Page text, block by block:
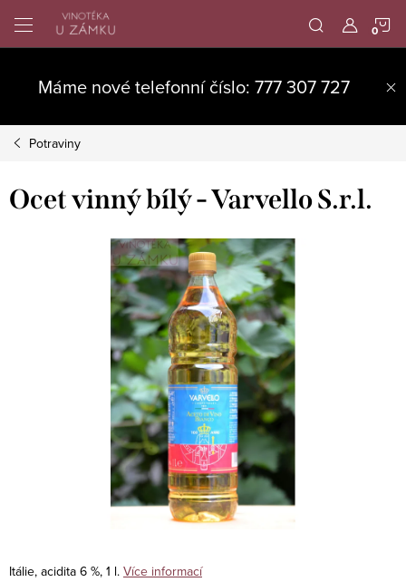
obsah
Máme nové telefonní číslo: 777 307 727
Potraviny
Ocet vinný bílý - Varvello S.r.l.
Itálie, acidita 6 %, 1 l. Více informací